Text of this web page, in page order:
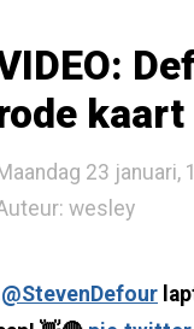
23 januari,
wesley
@StevenDefour